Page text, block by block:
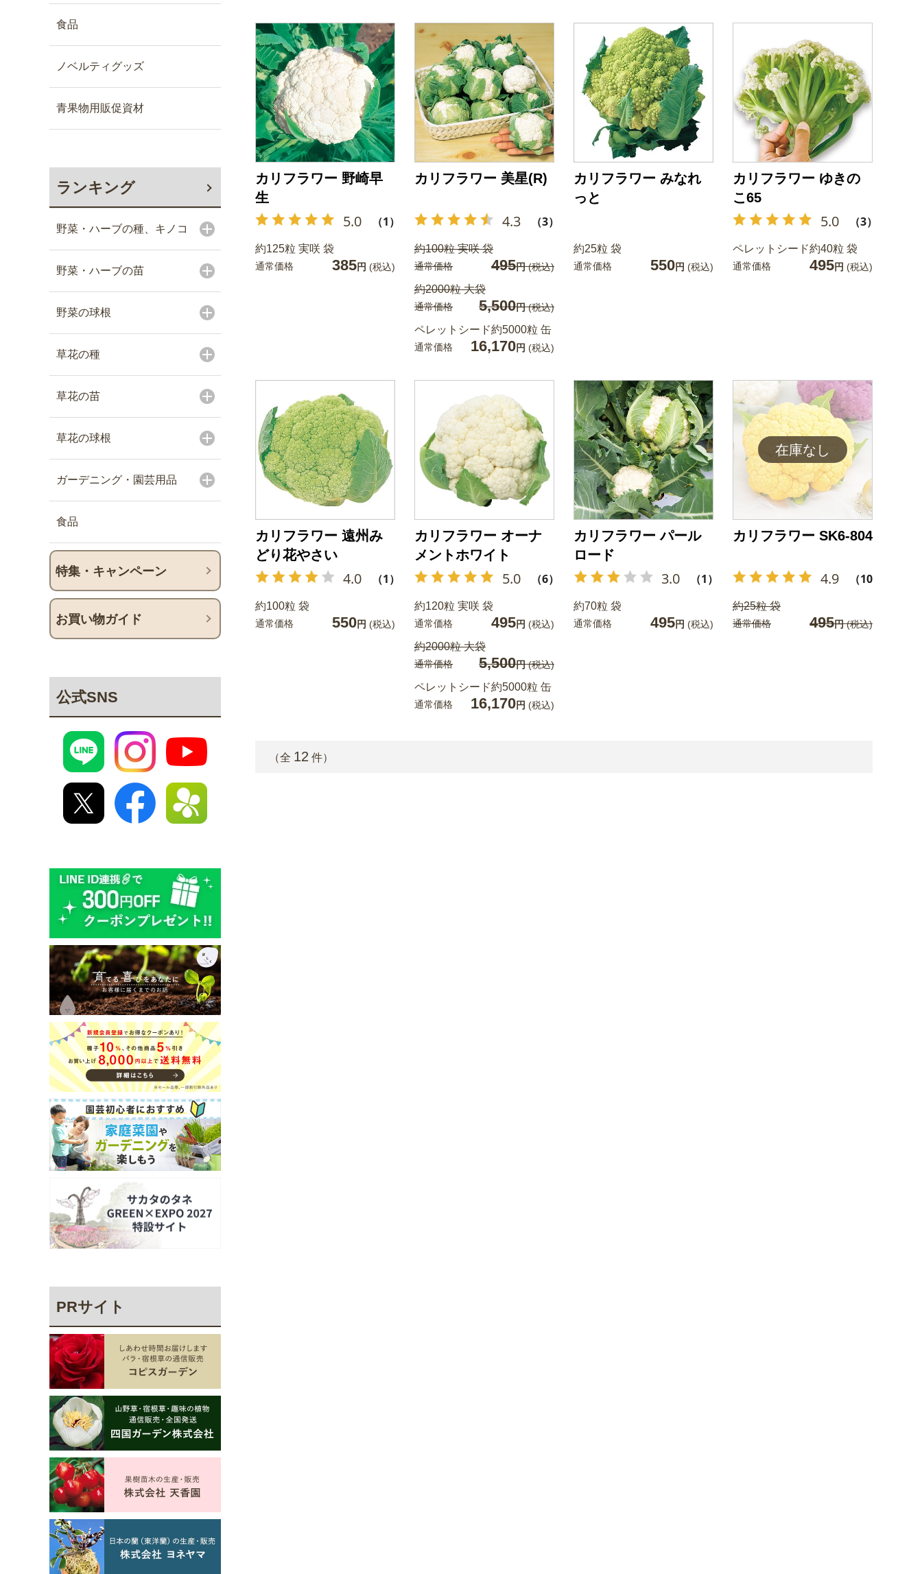
食品
ノベルティグッズ
青果物用販促資材
ランキング
野菜・ハーブの種、キノコ
野菜・ハーブの苗
野菜の球根
草花の種
草花の苗
草花の球根
ガーデニング・園芸用品
食品
特集・キャンペーン
お買い物ガイド
公式SNS
PRサイト
カリフラワー 野崎早
生
5.0 （1）
約125粒 実咲 袋
通常価格 385円 (税込)
カリフラワー 美星(R)
4.3 （3）
約100粒 実咲 袋
通常価格 495円(税込)
約2000粒 大袋
通常価格 5,500円(税込)
ペレットシード約5000粒 缶
通常価格 16,170円 (税込)
カリフラワー みなれ
っと
約25粒 袋
通常価格 550円 (税込)
カリフラワー ゆきの
こ65
5.0 （3）
ペレットシード約40粒 袋
通常価格 495円 (税込)
カリフラワー 遠州み
どり花やさい
4.0 （1）
約100粒 袋
通常価格 550円 (税込)
カリフラワー オーナ
メントホワイト
5.0 （6）
約120粒 実咲 袋
通常価格 495円 (税込)
約2000粒 大袋
通常価格 5,500円(税込)
ペレットシード約5000粒 缶
通常価格 16,170円 (税込)
カリフラワー パール
ロード
3.0 （1）
約70粒 袋
通常価格 495円 (税込)
カリフラワー SK6-804
4.9 （10）
約25粒 袋
通常価格 495円(税込)
（全 12 件）